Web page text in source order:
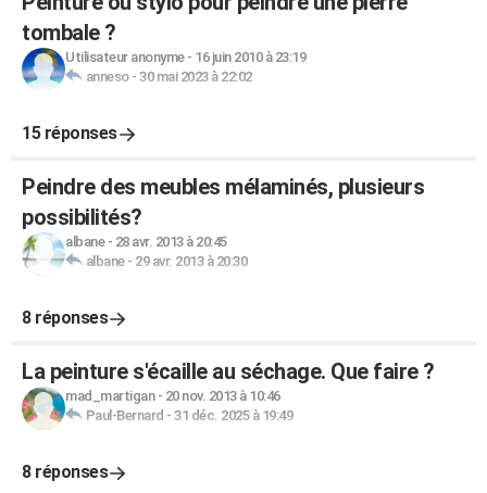
tombale ?
Utilisateur anonyme- 16 juin 2010 à 23:19
anneso- 30 mai 2023 à 22:02
15 réponses
Peindre des meubles mélaminés, plusieurs
possibilités?
albane- 28 avr. 2013 à 20:45
albane- 29 avr. 2013 à 20:30
8 réponses
La peinture s'écaille au séchage. Que faire ?
mad_martigan- 20 nov. 2013 à 10:46
Paul-Bernard - 31 déc. 2025 à 19:49
8 réponses